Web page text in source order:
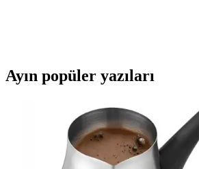
Ayın popüler yazıları